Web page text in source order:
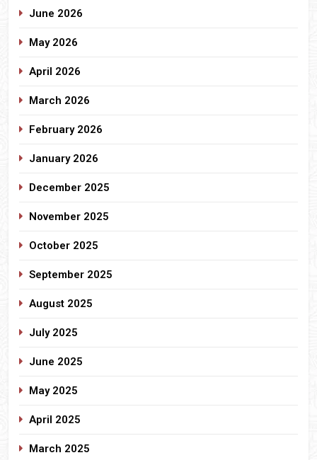
June 2026
May 2026
April 2026
March 2026
February 2026
January 2026
December 2025
November 2025
October 2025
September 2025
August 2025
July 2025
June 2025
May 2025
April 2025
March 2025